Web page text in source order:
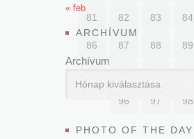
81 82 83 84
86 87 88 89
96 97 98
« feb
ARCHÍVUM
Archívum
PHOTO OF THE DAY